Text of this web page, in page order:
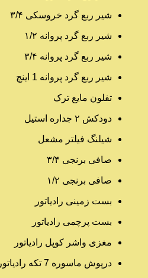
شیر ربع گرد خروسکی ۳/۴
شیر ربع گرد پروانه ۱/۲
شیر ربع گرد پروانه ۳/۴
شیر ربع گرد پروانه 1 اینچ
تفلون مایع ترک
دودکش ۲ جداره استیل
شیلنگ فیلتر مشعل
صافی برنجی ۳/۴
صافی برنجی ۱/۲
بست زمینی رادیاتور
بست پرچمی رادیاتور
مغزی واشر کوپل رادیاتور
درپوش ماسوره 7 تکه رادیاتور